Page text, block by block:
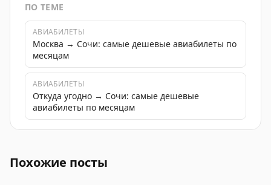
ПО ТЕМЕ
АВИАБИЛЕТЫ
Москва → Сочи: самые дешевые авиабилеты по
месяцам
АВИАБИЛЕТЫ
Откуда угодно → Сочи: самые дешевые
авиабилеты по месяцам
Похожие посты